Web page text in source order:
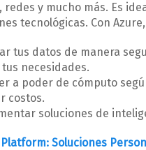
redes y mucho más. Es
tecnológicas. Con
tus datos de manera
tus necesidades.
a poder de cómputo
costos.
soluciones de
Soluciones